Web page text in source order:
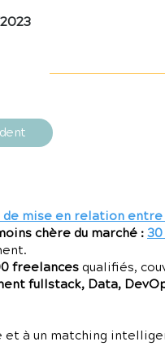
mise en relation
chère du marché :
freelancesqualifiés,
fullstack, Data,
à un matching